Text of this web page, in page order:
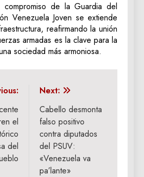
compromiso de la Guardia del
Venezuela Joven se extiende
reafirmando la unión
armadas es la clave para la
sociedad más armoniosa.
el
del
Next:
Cabello desmonta
falso positivo
contra diputados
del PSUV:
«Venezuela va
pa’lante»